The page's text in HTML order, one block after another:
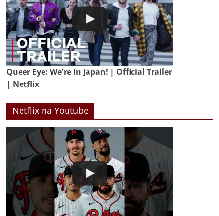
Queer Eye: We're In Japan! | Official Trailer
| Netflix
Netflix na Youtube